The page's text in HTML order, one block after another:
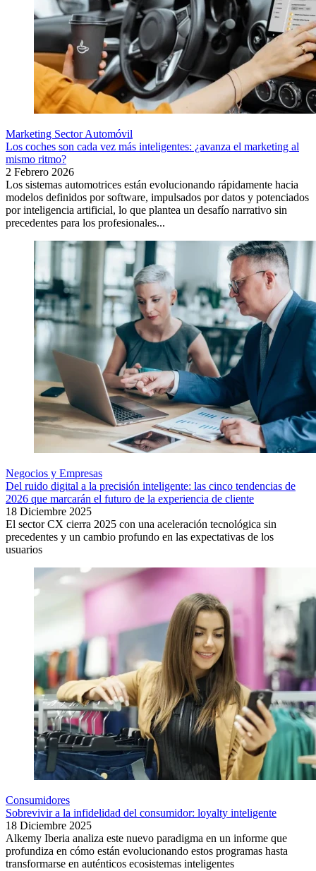
Marketing Sector Automóvil
Los coches son cada vez más inteligentes: ¿avanza el marketing al
mismo ritmo?
2 Febrero 2026
Los sistemas automotrices están evolucionando rápidamente hacia
modelos definidos por software, impulsados por datos y potenciados
por inteligencia artificial, lo que plantea un desafío narrativo sin
precedentes para los profesionales...
Negocios y Empresas
Del ruido digital a la precisión inteligente: las cinco tendencias de
2026 que marcarán el futuro de la experiencia de cliente
18 Diciembre 2025
El sector CX cierra 2025 con una aceleración tecnológica sin
precedentes y un cambio profundo en las expectativas de los
usuarios
Consumidores
Sobrevivir a la infidelidad del consumidor: loyalty inteligente
18 Diciembre 2025
Alkemy Iberia analiza este nuevo paradigma en un informe que
profundiza en cómo están evolucionando estos programas hasta
transformarse en auténticos ecosistemas inteligentes